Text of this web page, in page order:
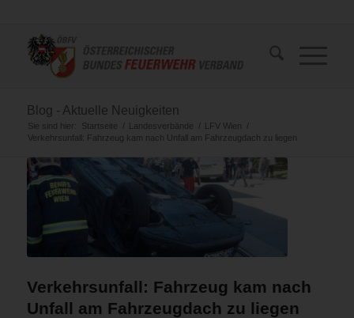
Blog - Aktuelle Neuigkeiten
Sie sind hier: Startseite / Landesverbände / LFV Wien
/
Verkehrsunfall: Fahrzeug kam nach Unfall am Fahrzeugdach zu liegen
Verkehrsunfall: Fahrzeug kam nach
Unfall am Fahrzeugdach zu liegen